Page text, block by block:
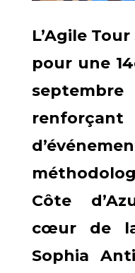
L’Agile
pour une
Côte
cœur de
Sophia